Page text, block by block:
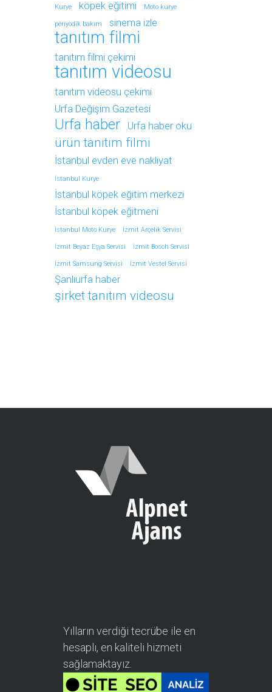
Kurye köpek eğitimi Moto kurye
periyodik bakım sinema izle
tanıtım filmi
tanıtım filmi çekimi
tanıtım videosu
tanıtım videosu çekimi
Urfa Değişim Gazetesi
Urfa haber Urfa haber oku
ürün tanıtım filmi
İstanbul evden eve nakliyat
İstanbul Kurye
İstanbul köpek eğitim merkezi
İstanbul köpek eğitmeni
İstanbul Moto Kurye İzmit Arçelik Servisi
İzmit Beyaz Eşya Servisi İzmit Bosch Servisi
İzmit Samsung Servisi İzmit Vestel Servisi
Şanlıurfa haber
şirket tanıtım videosu
Yılların verdiği tecrübe ile en
hesaplı, en kaliteli hizmeti
sağlamaktayız.